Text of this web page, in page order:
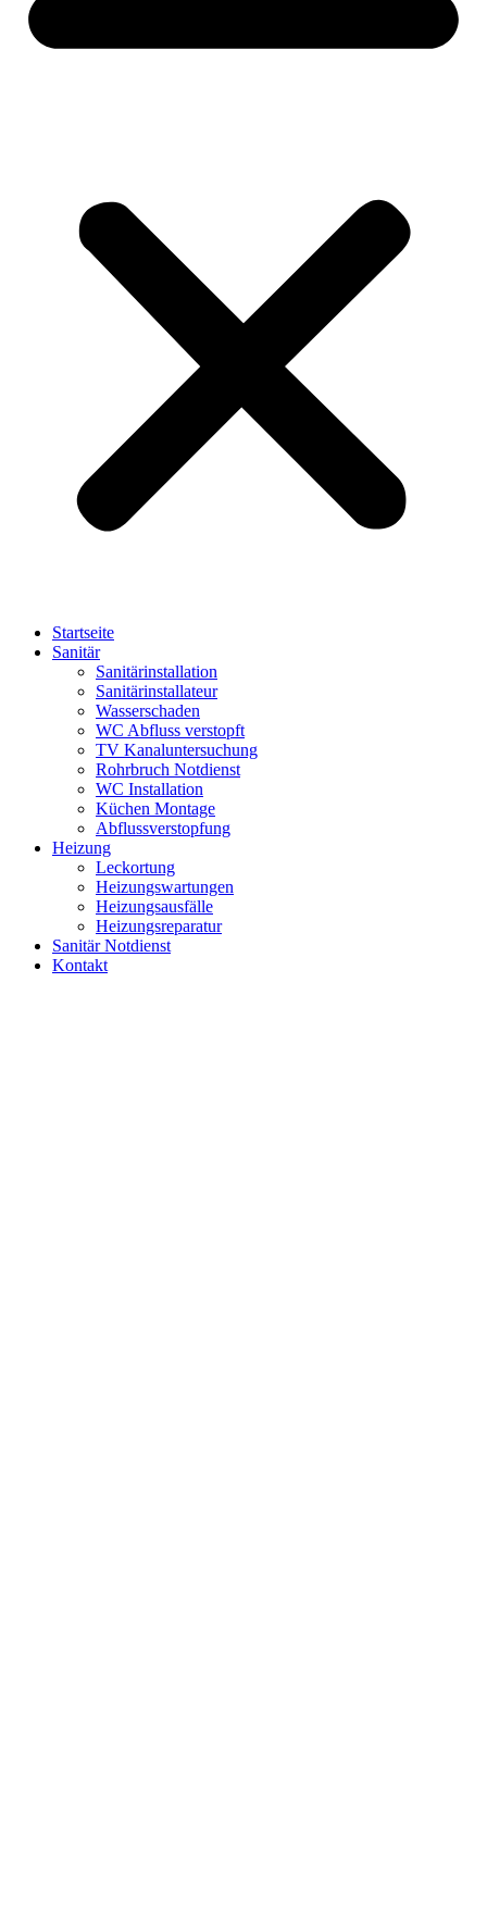
Startseite
Sanitär
Sanitärinstallation
Sanitärinstallateur
Wasserschaden
WC Abfluss verstopft
TV Kanaluntersuchung
Rohrbruch Notdienst
WC Installation
Küchen Montage
Abflussverstopfung
Heizung
Leckortung
Heizungswartungen
Heizungsausfälle
Heizungsreparatur
Sanitär Notdienst
Kontakt